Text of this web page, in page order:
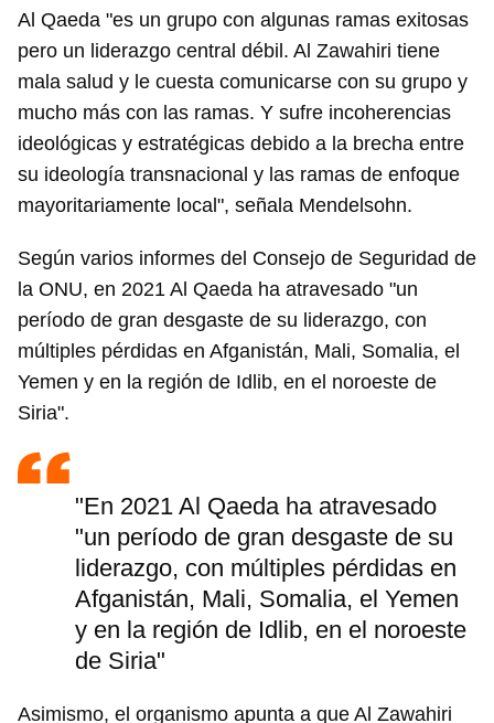
Al Qaeda "es un grupo con algunas ramas exitosas
pero un liderazgo central débil. Al Zawahiri tiene
mala salud y le cuesta comunicarse con su grupo y
mucho más con las ramas. Y sufre incoherencias
ideológicas y estratégicas debido a la brecha entre
su ideología transnacional y las ramas de enfoque
mayoritariamente local", señala Mendelsohn.
Según varios informes del Consejo de Seguridad de
la ONU, en 2021 Al Qaeda ha atravesado "un
período de gran desgaste de su liderazgo, con
múltiples pérdidas en Afganistán, Mali, Somalia, el
Yemen y en la región de Idlib, en el noroeste de
Siria".
"En 2021 Al Qaeda ha atravesado
"un período de gran desgaste de su
liderazgo, con múltiples pérdidas en
Afganistán, Mali, Somalia, el Yemen
y en la región de Idlib, en el noroeste
de Siria"
Asimismo, el organismo apunta a que Al Zawahiri